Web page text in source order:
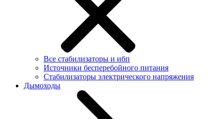
Все стабилизаторы и ибп
Источники бесперебойного питания
Стабилизаторы электрического напряжения
Дымоходы